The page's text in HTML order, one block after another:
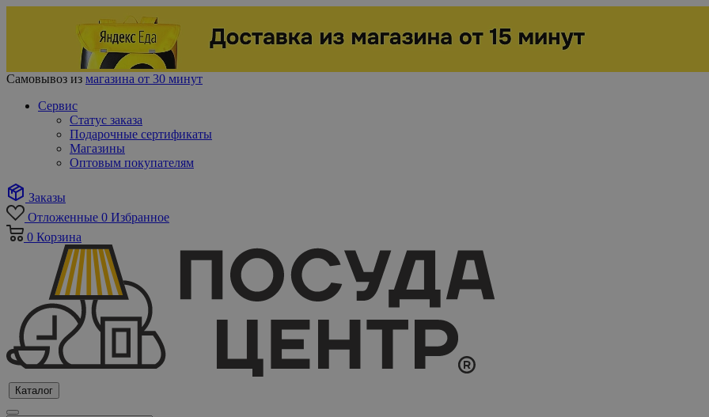
Самовывоз из магазина от 30 минут
Сервис
Статус заказа
Подарочные сертификаты
Магазины
Оптовым покупателям
Заказы
Отложенные 0 Избранное
0 Корзина
Каталог